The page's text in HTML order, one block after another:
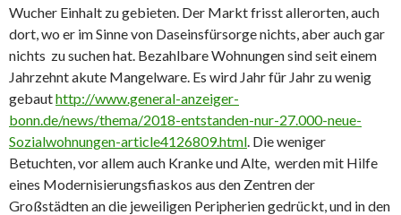
Wucher Einhalt zu gebieten. Der Markt frisst allerorten, auch
dort, wo er im Sinne von Daseinsfürsorge nichts, aber auch gar
nichts zu suchen hat. Bezahlbare Wohnungen sind seit einem
Jahrzehnt akute Mangelware. Es wird Jahr für Jahr zu wenig
gebauthttp://www.general-anzeiger-
bonn.de/news/thema/2018-entstanden-nur-27.000-neue-
Sozialwohnungen-article4126809.html. Die weniger
Betuchten, vor allem auch Kranke und Alte, werden mit Hilfe
eines Modernisierungsfiaskos aus den Zentren der
Großstädten an die jeweiligen Peripherien gedrückt, und in den